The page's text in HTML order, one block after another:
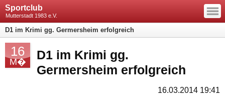
Sportclub
Mutterstadt 1983 e.V.
—
—
—
D1 im Krimi gg. Germersheim erfolgreich
16
M�
D1 im Krimi gg.
Germersheim erfolgreich
16.03.2014 19:41